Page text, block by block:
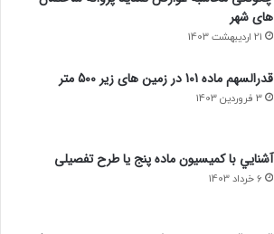
های شهر
21 اردیبهشت 1403
قدرالسهم ماده 101 در زمین های زیر 500 متر
3 فروردین 1403
آشنايي با كميسيون ماده پنج یا طرح تفصیلی
6 خرداد 1403